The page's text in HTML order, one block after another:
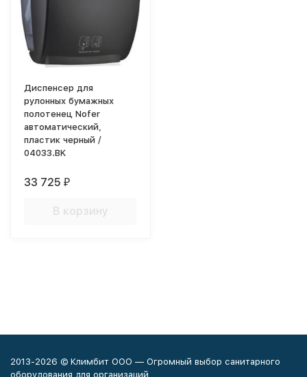
Диспенсер для
рулонных бумажных
полотенец Nofer
автоматический,
пластик черный /
04033.BK
33 725₽
В корзину
2013-2026 © Климбит ООО — Огромный выбор санитарного
оборудования для организаций